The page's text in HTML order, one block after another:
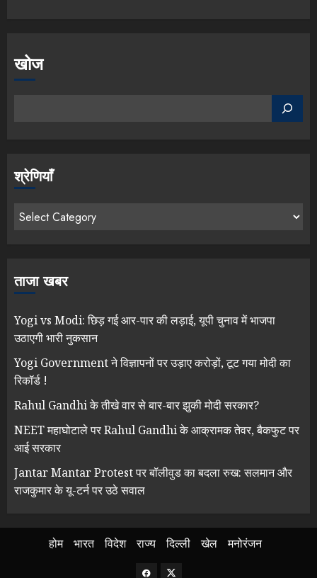
खोज
श्रेणियाँ
ताजा खबर
Yogi vs Modi: छिड़ गई आर-पार की लड़ाई, यूपी चुनाव में भाजपा
उठाएगी भारी नुकसान
Yogi Government ने विज्ञापनों पर उड़ाए करोड़ों, टूट गया मोदी का
रिकॉर्ड !
Rahul Gandhi के तीखे वार से बार-बार झुकी मोदी सरकार?
NEET महाघोटाले पर Rahul Gandhi के आक्रामक तेवर, बैकफुट पर
आई सरकार
Jantar Mantar Protest पर बॉलीवुड का बदला रुख: सलमान और
राजकुमार के यू-टर्न पर उठे सवाल
होम भारत विदेश राज्य दिल्ली खेल मनोरंजन
Facebook
Twitter